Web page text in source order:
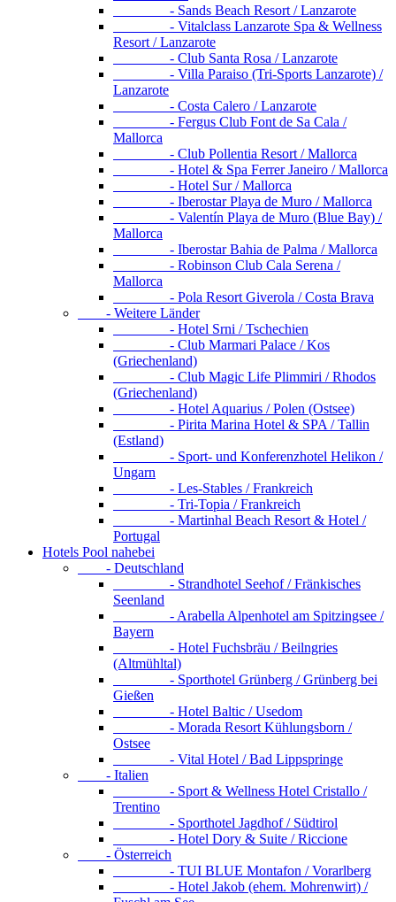
- Sands Beach Resort / Lanzarote
- Vitalclass Lanzarote Spa & Wellness
Resort / Lanzarote
- Club Santa Rosa / Lanzarote
- Villa Paraiso (Tri-Sports Lanzarote) /
Lanzarote
- Costa Calero / Lanzarote
- Fergus Club Font de Sa Cala /
Mallorca
- Club Pollentia Resort / Mallorca
- Hotel & Spa Ferrer Janeiro / Mallorca
- Hotel Sur / Mallorca
- Iberostar Playa de Muro / Mallorca
- Valentín Playa de Muro (Blue Bay) /
Mallorca
- Iberostar Bahia de Palma / Mallorca
- Robinson Club Cala Serena /
Mallorca
- Pola Resort Giverola / Costa Brava
- Weitere Länder
- Hotel Srni / Tschechien
- Club Marmari Palace / Kos
(Griechenland)
- Club Magic Life Plimmiri / Rhodos
(Griechenland)
- Hotel Aquarius / Polen (Ostsee)
- Pirita Marina Hotel & SPA / Tallin
(Estland)
- Sport- und Konferenzhotel Helikon /
Ungarn
- Les-Stables / Frankreich
- Tri-Topia / Frankreich
- Martinhal Beach Resort & Hotel /
Portugal
Hotels Pool nahebei
- Deutschland
- Strandhotel Seehof / Fränkisches
Seenland
- Arabella Alpenhotel am Spitzingsee /
Bayern
- Hotel Fuchsbräu / Beilngries
(Altmühltal)
- Sporthotel Grünberg / Grünberg bei
Gießen
- Hotel Baltic / Usedom
- Morada Resort Kühlungsborn /
Ostsee
- Vital Hotel / Bad Lippspringe
- Italien
- Sport & Wellness Hotel Cristallo /
Trentino
- Sporthotel Jagdhof / Südtirol
- Hotel Dory & Suite / Riccione
- Österreich
- TUI BLUE Montafon / Vorarlberg
- Hotel Jakob (ehem. Mohrenwirt) /